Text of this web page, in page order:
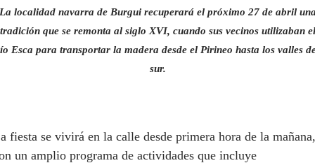
localidad navarra de Burgui recuperará el próximo 27 de abril
tradición que se remonta al siglo XVI, cuando sus vecinos utilizaban el
Esca para transportar la madera desde el Pirineo hasta los valles
sur.
fiesta se vivirá en la calle desde primera hora de la mañana,
un amplio programa de actividades que incluye